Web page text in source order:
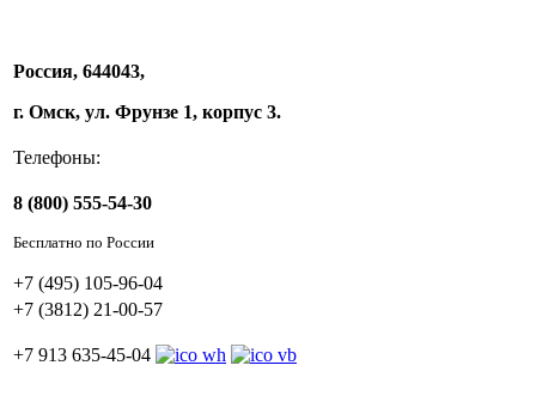
Россия, 644043,
г. Омск, ул. Фрунзе 1, корпус 3.
Телефоны:
8 (800) 555-54-30
Бесплатно по России
+7 (495) 105-96-04
+7 (3812) 21-00-57
+7 913 635-45-04